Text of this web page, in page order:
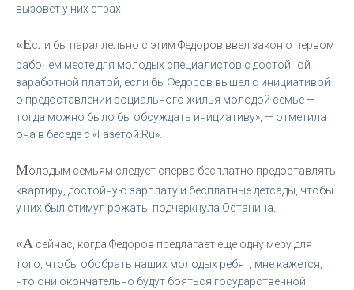
вызовет у них страх.
«Если бы параллельно с этим Федоров ввел закон о первом
рабочем месте для молодых специалистов с достойной
заработной платой, если бы Федоров вышел с инициативой
о предоставлении социального жилья молодой семье —
тогда можно было бы обсуждать инициативу», — отметила
она в беседе с «Газетой.Ru».
Молодым семьям следует сперва бесплатно предоставлять
квартиру, достойную зарплату и бесплатные детсады, чтобы
у них был стимул рожать, подчеркнула Останина.
«А сейчас, когда Федоров предлагает еще одну меру для
того, чтобы обобрать наших молодых ребят, мне кажется,
что они окончательно будут бояться государственной